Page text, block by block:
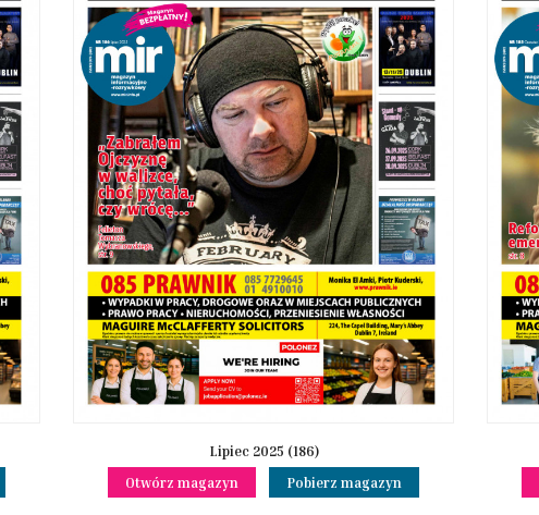
Lipiec 2025 (186)
Otwórz magazyn
Pobierz magazyn